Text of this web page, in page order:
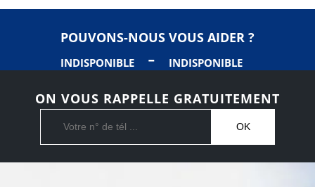
POUVONS-NOUS VOUS AIDER ?
INDISPONIBLE - INDISPONIBLE
ON VOUS RAPPELLE GRATUITEMENT